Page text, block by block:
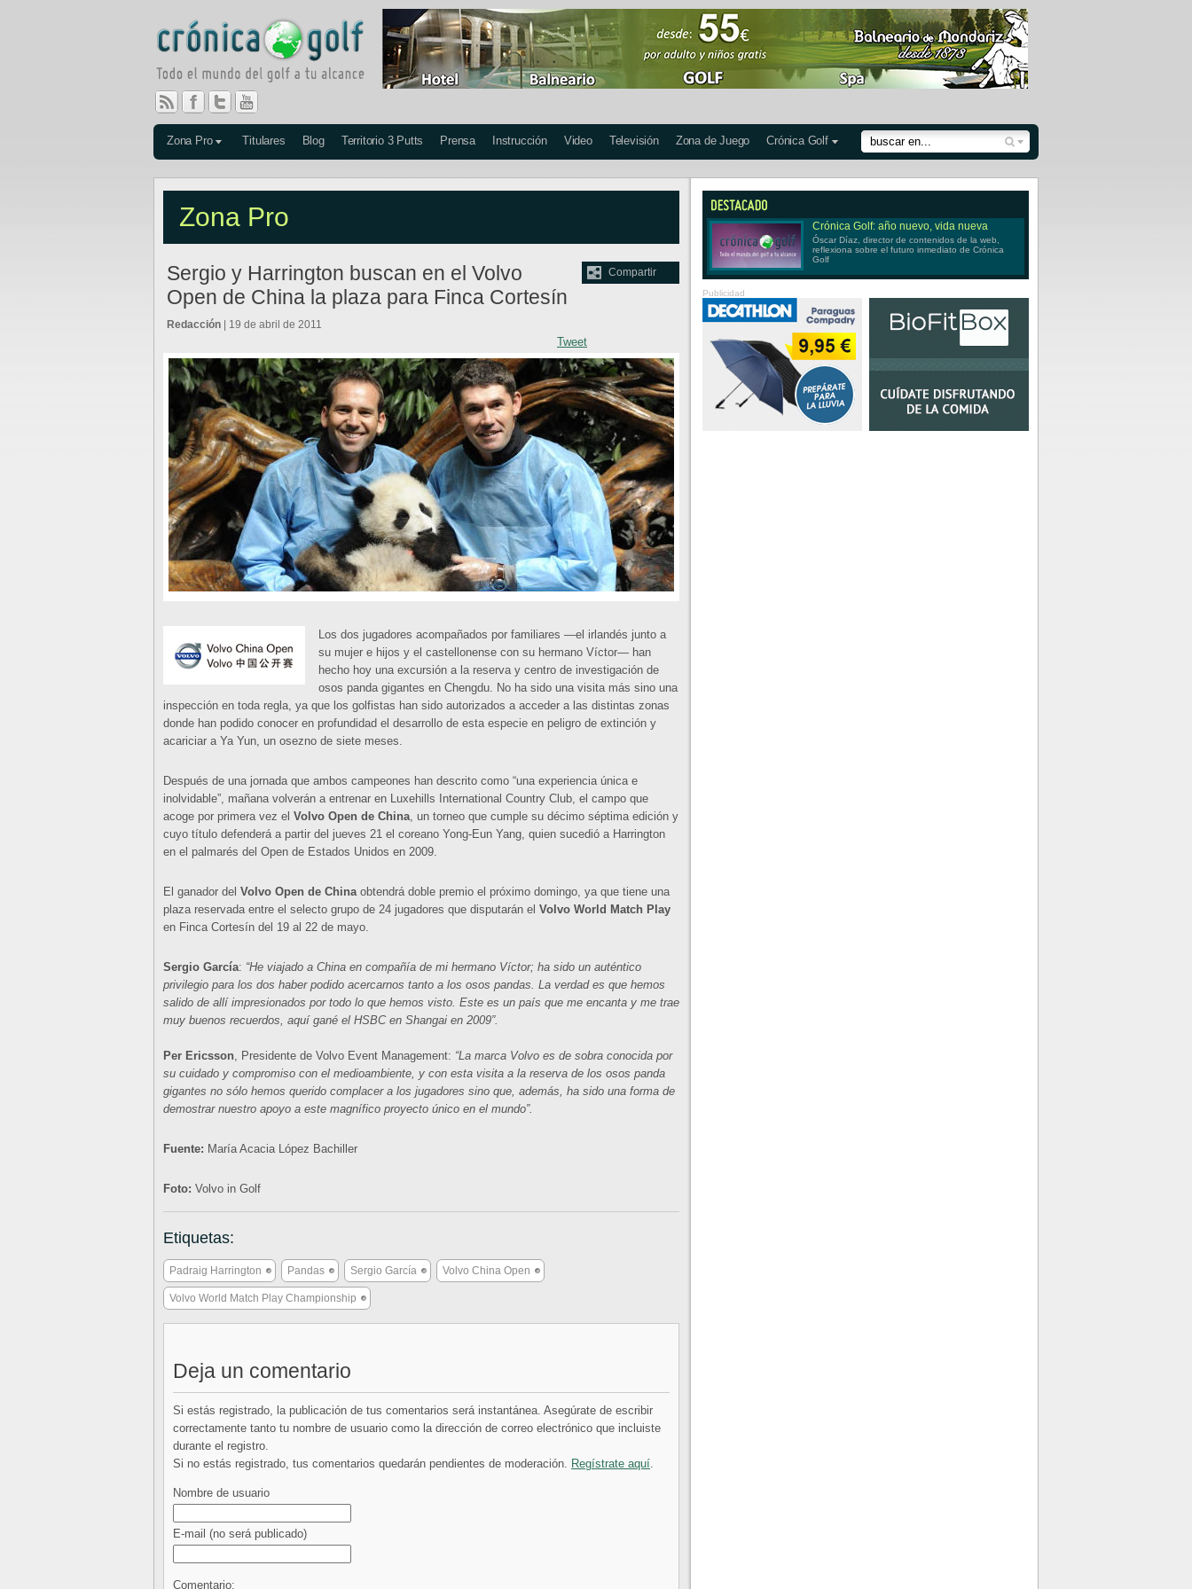
Zona Pro Titulares Blog Territorio 3 Putts Prensa Instrucción Video Televisión Zona de Juego Crónica Golf
Zona Pro
Compartir
Sergio y Harrington buscan en el Volvo
Open de China la plaza para Finca Cortesín
Tweet
Redacción | 19 de abril de 2011
Los dos jugadores acompañados por familiares —el irlandés junto a
su mujer e hijos y el castellonense con su hermano Víctor— han
hecho hoy una excursión a la reserva y centro de investigación de
osos panda gigantes en Chengdu. No ha sido una visita más sino una
inspección en toda regla, ya que los golfistas han sido autorizados a acceder a las distintas zonas
donde han podido conocer en profundidad el desarrollo de esta especie en peligro de extinción y
acariciar a Ya Yun, un osezno de siete meses.
Después de una jornada que ambos campeones han descrito como “una experiencia única e
inolvidable”, mañana volverán a entrenar en Luxehills International Country Club, el campo que
acoge por primera vez el Volvo Open de China, un torneo que cumple su décimo séptima edición y
cuyo título defenderá a partir del jueves 21 el coreano Yong-Eun Yang, quien sucedió a Harrington
en el palmarés del Open de Estados Unidos en 2009.
El ganador del Volvo Open de Chinaobtendrá doble premio el próximo domingo, ya que tiene una
plaza reservada entre el selecto grupo de 24 jugadores que disputarán el Volvo World Match Play
en Finca Cortesín del 19 al 22 de mayo.
Sergio García: “He viajado a China en compañía de mi hermano Víctor; ha sido un auténtico
privilegio para los dos haber podido acercarnos tanto a los osos pandas. La verdad es que hemos
salido de allí impresionados por todo lo que hemos visto. Este es un país que me encanta y me trae
muy buenos recuerdos, aquí gané el HSBC en Shangai en 2009”.
Per Ericsson, Presidente de Volvo Event Management: “La marca Volvo es de sobra conocida por
su cuidado y compromiso con el medioambiente, y con esta visita a la reserva de los osos panda
gigantes no sólo hemos querido complacer a los jugadores sino que, además, ha sido una forma de
demostrar nuestro apoyo a este magnífico proyecto único en el mundo”.
Fuente: María Acacia López Bachiller
Foto: Volvo in Golf
Etiquetas:
Padraig Harrington Pandas Sergio García Volvo China Open
Volvo World Match Play Championship
Deja un comentario
Si estás registrado, la publicación de tus comentarios será instantánea. Asegúrate de escribir
correctamente tanto tu nombre de usuario como la dirección de correo electrónico que incluiste
durante el registro.
Si no estás registrado, tus comentarios quedarán pendientes de moderación. Regístrate aquí.
Nombre de usuario
E-mail (no será publicado)
Comentario:
Crónica Golf: año nuevo, vida nueva
Óscar Díaz, director de contenidos de la web,
reflexiona sobre el futuro inmediato de Crónica
Golf
Publicidad